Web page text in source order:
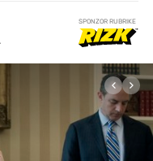
SPONZOR RUBRIKE